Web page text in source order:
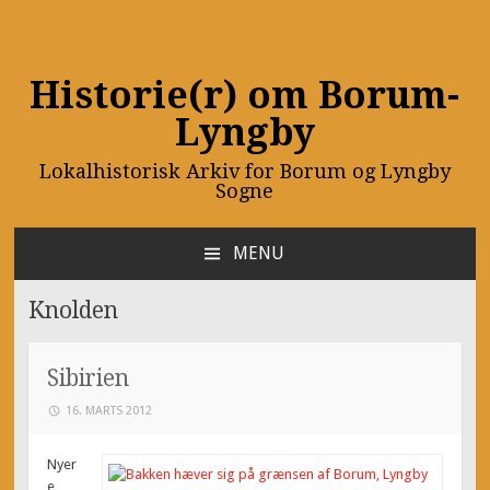
Historie(r) om Borum-
Lyngby
Lokalhistorisk Arkiv for Borum og Lyngby
Sogne
MENU
CONTENT
Knolden
Sibirien
16. MARTS 2012
Nyer
e